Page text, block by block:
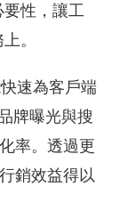
性，讓工
。
速為客戶端
牌曝光與搜
率。透過更
銷效益得以